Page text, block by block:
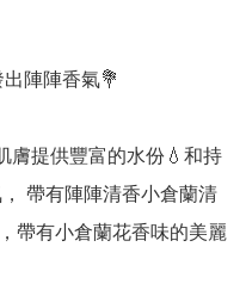
陣陣香氣💐
膚提供豐富的水份💧和持
帶有陣陣清香小倉蘭清
帶有小倉蘭花香味的美麗